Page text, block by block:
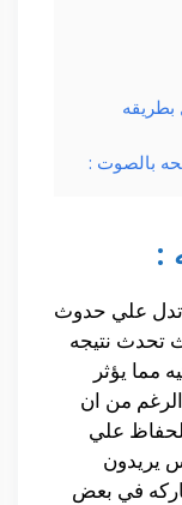
بالصوت :
:
تدل علي حدوث
تحدث نتيجه
مما يؤثر
من ان
علي
يريدون
في بعض